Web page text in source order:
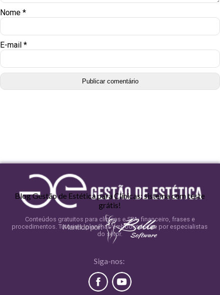
Nome *
E-mail *
Blog Gestão de Estética para Clínicas: sistema com teste
grátis!
Conteúdos gratuitos para clínicas e SPA: financeiro, frases e
procedimentos. Tutoriais, planilhas e ebooks feitos por especialistas
do setor.
Siga-nos: